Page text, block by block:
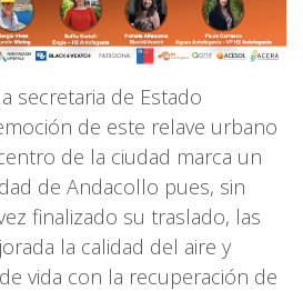
secretaria de Estado
de este relave urbano
de la ciudad marca un
de Andacollo pues, sin
finalizado su traslado, las
la calidad del aire y
vida con la recuperación de